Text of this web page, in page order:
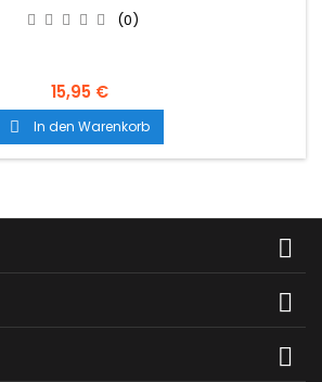
(0)
15,95 €
 In den Warenkorb


